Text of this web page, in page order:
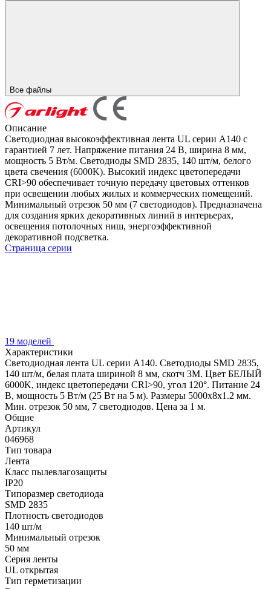
Все файлы
Описание
Светодиодная высокоэффективная лента UL серии A140 с
гарантией 7 лет. Напряжение питания 24 В, ширина 8 мм,
мощность 5 Вт/м. Светодиоды SMD 2835, 140 шт/м, белого
цвета свечения (6000K). Высокий индекс цветопередачи
CRI>90 обеспечивает точную передачу цветовых оттенков
при освещении любых жилых и коммерческих помещений.
Минимальный отрезок 50 мм (7 светодиодов). Предназначена
для создания ярких декоративных линий в интерьерах,
освещения потолочных ниш, энергоэффективной
декоративной подсветка.
Страница серии
19 моделей
Характеристики
Светодиодная лента UL серии A140. Светодиоды SMD 2835,
140 шт/м, белая плата шириной 8 мм, скотч 3M. Цвет БЕЛЫЙ
6000K, индекс цветопередачи CRI>90, угол 120°. Питание 24
В, мощность 5 Вт/м (25 Вт на 5 м). Размеры 5000x8x1.2 мм.
Мин. отрезок 50 мм, 7 светодиодов. Цена за 1 м.
Общие
Артикул
046968
Тип товара
Лента
Класс пылевлагозащиты
IP20
Типоразмер светодиода
SMD 2835
Плотность светодиодов
140 шт/м
Минимальный отрезок
50 мм
Серия ленты
UL открытая
Тип герметизации